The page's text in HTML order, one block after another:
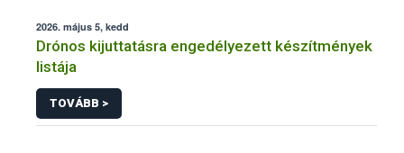
2026. május 5, kedd
Drónos kijuttatásra engedélyezett készítmények
listája
TOVÁBB >